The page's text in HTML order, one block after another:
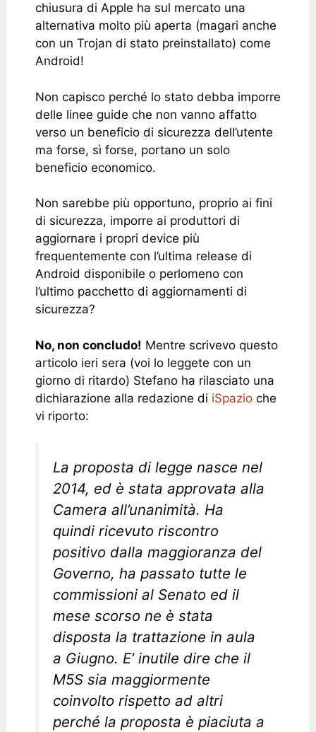
chiusura di Apple ha sul mercato una
alternativa molto più aperta (magari anche
con un Trojan di stato preinstallato) come
Android!
Non capisco perché lo stato debba imporre
delle linee guide che non vanno affatto
verso un beneficio di sicurezza dell’utente
ma forse, sì forse, portano un solo
beneficio economico.
Non sarebbe più opportuno, proprio ai fini
di sicurezza, imporre ai produttori di
aggiornare i propri device più
frequentemente con l’ultima release di
Android disponibile o perlomeno con
l’ultimo pacchetto di aggiornamenti di
sicurezza?
No, non concludo! Mentre scrivevo questo
articolo ieri sera (voi lo leggete con un
giorno di ritardo) Stefano ha rilasciato una
dichiarazione alla redazione di iSpazio che
vi riporto:
La proposta di legge nasce nel
2014, ed è stata approvata alla
Camera all’unanimità. Ha
quindi ricevuto riscontro
positivo dalla maggioranza del
Governo, ha passato tutte le
commissioni al Senato ed il
mese scorso ne è stata
disposta la trattazione in aula
a Giugno. E’ inutile dire che il
M5S sia maggiormente
coinvolto rispetto ad altri
perché la proposta è piaciuta a